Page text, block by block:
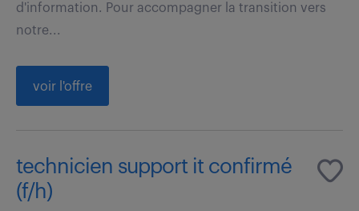
d'information. Pour accompagner la transition vers
notre...
voir l'offre
technicien support it confirmé
(f/h)